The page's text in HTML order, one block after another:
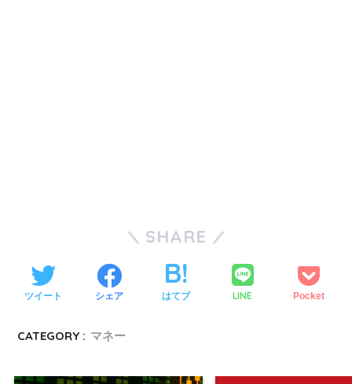
SHARE
ツイート シェア はてブ LINE Pocket
CATEGORY : マネー